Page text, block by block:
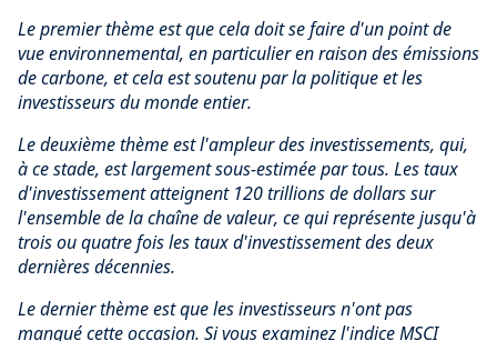
Le premier thème est que cela doit se faire d'un point de
vue environnemental, en particulier en raison des émissions
de carbone, et cela est soutenu par la politique et les
investisseurs du monde entier.
Le deuxième thème est l'ampleur des investissements, qui,
à ce stade, est largement sous-estimée par tous. Les taux
d'investissement atteignent 120 trillions de dollars sur
l'ensemble de la chaîne de valeur, ce qui représente jusqu'à
trois ou quatre fois les taux d'investissement des deux
dernières décennies.
Le dernier thème est que les investisseurs n'ont pas
manqué cette occasion. Si vous examinez l'indice MSCI